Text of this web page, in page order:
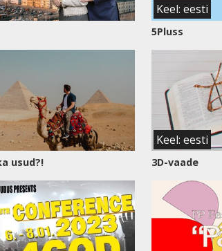
Keel: eesti
5Pluss
usud?!
Keel: eesti
3D-vaade